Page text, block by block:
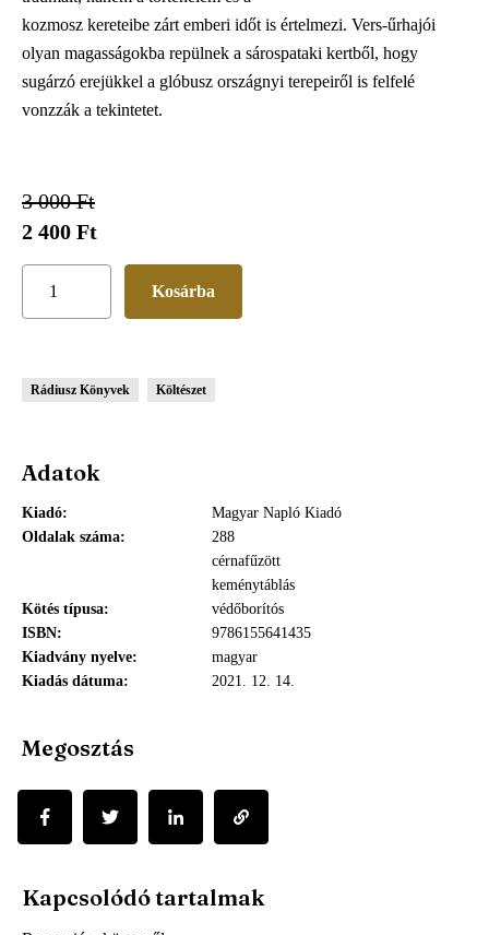
kozmosz kereteibe zárt emberi időt is értelmezi. Vers-űrhajói
olyan magasságokba repülnek a sárospataki kertből, hogy
sugárzó erejükkel a glóbusz országnyi terepeiről is felfelé
vonzzák a tekintetet.
3 000 Ft
2 400 Ft
Rádiusz Könyvek Költészet
Adatok
Kiadó
Magyar Napló Kiadó
Oldalak száma
288
Kötés típusa
cérnafűzött
keménytáblás
védőborítós
ISBN
9786155641435
Kiadvány nyelve
magyar
Kiadás dátuma
2021. 12. 14.
Megosztás
Kapcsolódó tartalmak